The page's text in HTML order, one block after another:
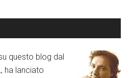
questo blog dal
ha lanciato